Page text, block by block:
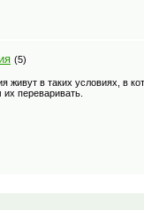
(5)
живут в таких условиях, в
переваривать.